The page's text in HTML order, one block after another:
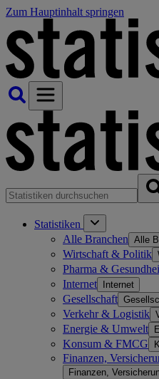
Zum Hauptinhalt springen
Statistiken
Alle Branchen Alle
Wirtschaft & Politik
Pharma &
Internet Internet
Gesellschaft
Verkehr & Logistik
Energie & Umwelt
Konsum & FMCG
Finanzen,
Finanzen,